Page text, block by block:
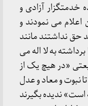
خدمتگزار آزادی و
اعلام می نمودند و
حق نداشتند مانند
به لا اله می
«در هیچ یک از
نبوت و معاد و عدل
ندیده بگیرند